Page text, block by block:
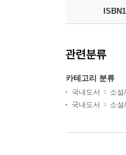
관련분류
카테고리 분류
국내도서 소설
국내도서
소설